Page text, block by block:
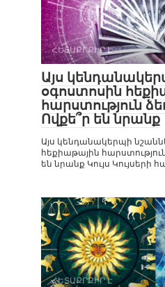
ՀԵՏԱՔՐՔԻՐ Է
Այս
օգոստոսին
հարստություն
Ովքե՞ր են նրանք
Այս կենդանակերպի
հեքիաթային հարստություն
են նրանք Կույս Կույսերի
ՀԵՏԱՔՐՔԻՐ Է